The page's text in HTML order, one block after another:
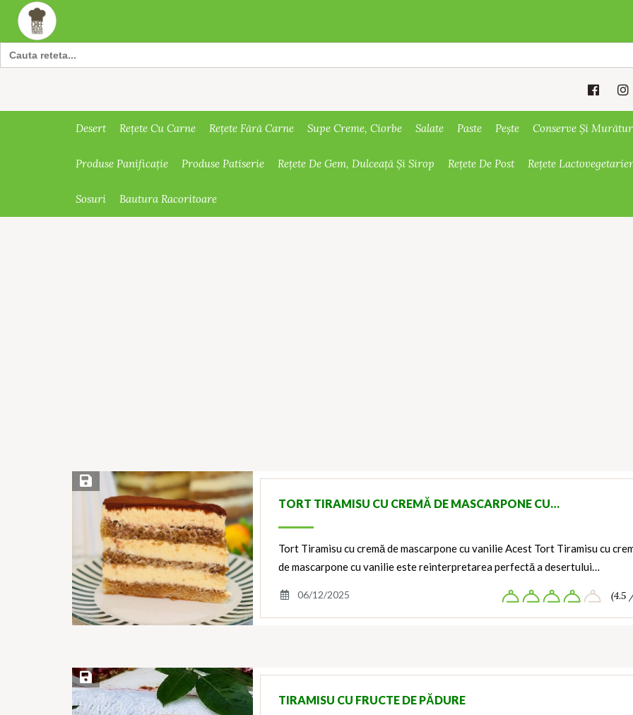
Search
for:
Desert Rețete Cu Carne Rețete Fără Carne Supe Creme, Ciorbe Salate Paste Pește Conserve Și
Produse Panificație Produse Patiserie Rețete De Gem, Dulceață Și Sirop Rețete De Post Rețete
Sosuri Bautura Racoritoare
Save Recipe
TORT TIRAMISU CU CREMĂ DE MASCARPONE CU…
Tort Tiramisu cu cremă de mascarpone cu vanilie Acest Tort Tiramisu cu
de mascarpone cu vanilie este reinterpretarea perfectă a desertului…
06/12/2025 (4.5
Save Recipe
TIRAMISU CU FRUCTE DE PĂDURE